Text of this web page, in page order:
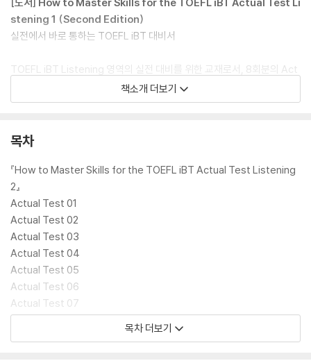
stening 1 (Second Edition)
실전에서 바로 통하는 TOEFL iBT 대비서
TOEFL iBT Listening 영역의 실전 대비를 위한 교재로서, 8회분의 Act
ual Test와 스크립트, 정답, 영문 해설이 부록으로 수록되어 있다. Basic,
Intermediate, Advanced 교재를 학습한 학생들은 이 교재를 통해 실
형별 접근 전략을 익히고, 청취 실력과 시험 시간 관리 능력을 동시에 향상
용해 실시간으로 듣거나, 다락원 홈페이지(www.darakwon.co.kr)에서
무료로 다운로드할 수 있다.
책소개 더보기
목차
『How to Master Skills for the TOEFL iBT Actual Test Listening
2』
Actual Test 01
Actual Test 02
Actual Test 03
Actual Test 04
Actual Test 05
Actual Test 06
Actual Test 07
Actual Test 08
목차 더보기